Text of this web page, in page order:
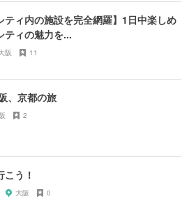
ティ内の施設を完全網羅】1日中楽しめ
ティの魅力を...
阪 11
、京都の旅
2
う！
大阪 0